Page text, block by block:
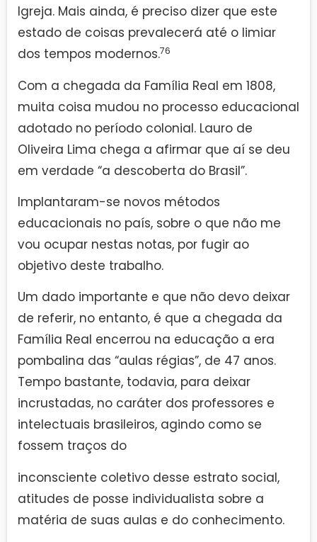
Igreja. Mais ainda, é preciso dizer que este
estado de coisas prevalecerá até o limiar
dos tempos modernos.76
Com a chegada da Família Real em 1808,
muita coisa mudou no processo educacional
adotado no período colonial. Lauro de
Oliveira Lima chega a afirmar que aí se deu
em verdade “a descoberta do Brasil”.
Implantaram-se novos métodos
educacionais no país, sobre o que não me
vou ocupar nestas notas, por fugir ao
objetivo deste trabalho.
Um dado importante e que não devo deixar
de referir, no entanto, é que a chegada da
Família Real encerrou na educação a era
pombalina das “aulas régias”, de 47 anos.
Tempo bastante, todavia, para deixar
incrustadas, no caráter dos professores e
intelectuais brasileiros, agindo como se
fossem traços do
inconsciente coletivo desse estrato social,
atitudes de posse individualista sobre a
matéria de suas aulas e do conhecimento.